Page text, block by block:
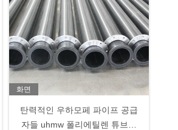
화면
탄력적인 우하모페 파이프 공급
자들 uhmw 폴리에틸렌 튜브를